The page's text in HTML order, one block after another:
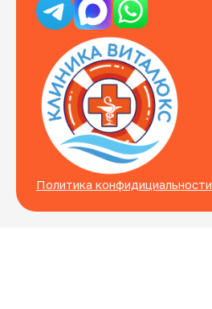
Политика конфидициальности